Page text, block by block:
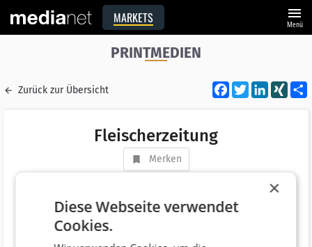
MARKETS menu
Menü
PRINTMEDIEN
Zurück zur Übersicht Facebook
Twitter XING
Fleischerzeitung
Merken
AT 1120 Wien
Telefonnummer +43 (1) 546 64
×
Diese Webseite verwendet
Cookies.